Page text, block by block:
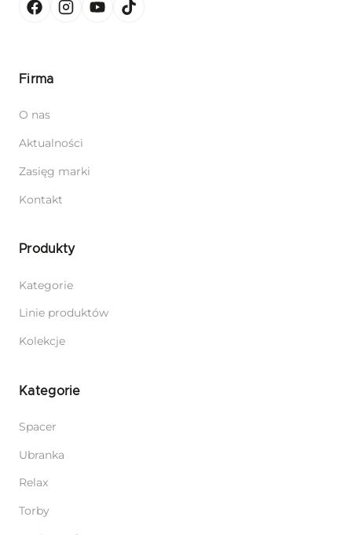
Firma
O nas
Aktualności
Zasięg marki
Kontakt
Produkty
Kategorie
Linie produktów
Kolekcje
Kategorie
Spacer
Ubranka
Relax
Torby